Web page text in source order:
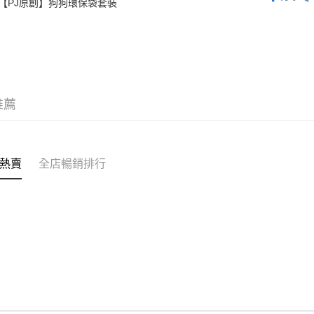
【PJ原創】狗狗環保袋套裝
薦
賣 全店暢銷排行